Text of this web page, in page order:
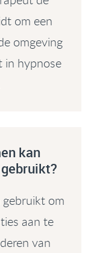
om een
omgeving
in hypnose
kan
om
aan te
van